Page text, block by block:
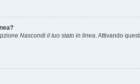
Nascondi il tuo stato in linea. Attivando